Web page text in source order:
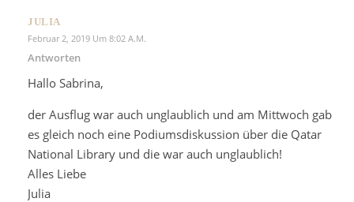
JULIA
Februar 2, 2019 Um 8:02 A.m.
Antworten
Hallo Sabrina,
der Ausflug war auch unglaublich und am Mittwoch gab
es gleich noch eine Podiumsdiskussion über die Qatar
National Library und die war auch unglaublich!
Alles Liebe
Julia